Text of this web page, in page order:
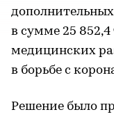
в сумме 25
медицинских
в борьбе с
Решение было